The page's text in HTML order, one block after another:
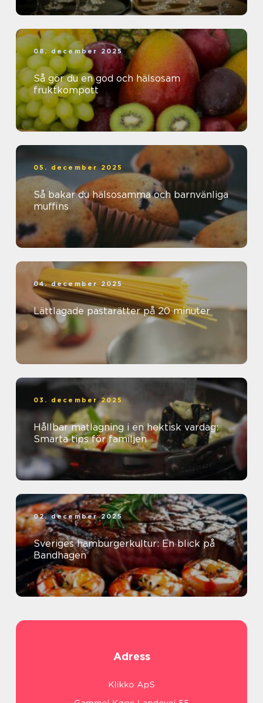
08. december 2025
Så gör du en god och hälsosam
fruktkompott
05. december 2025
Så bakar du hälsosamma och barnvänliga
muffins
04. december 2025
Lättlagade pastarätter på 20 minuter
03. december 2025
Hållbar matlagning i en hektisk vardag:
Smarta tips för familjen
02. december 2025
Sveriges hamburgerkultur: En blick på
Bandhagen
Adress